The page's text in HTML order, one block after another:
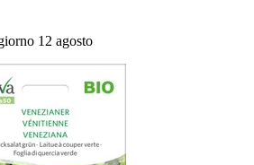
12 agosto